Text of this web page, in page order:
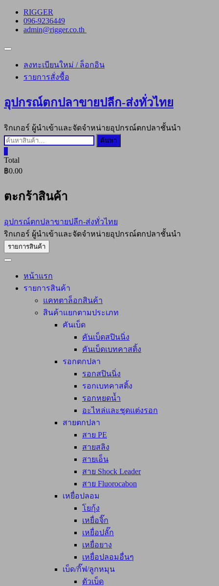
Skip
content
RIGGER
096-9236449
admin@rigger.co.th
Topbar
ลงทะเบียนใหม่ / ล็อกอิน
รายการสั่งซื้อ
อุปกรณ์ตกปลาขายปลีก-ส่งทั่วไทย
ริกเกอร์ ผู้นำเข้าและจัดจำหน่ายอุปกรณ์ตกปลาชั้นนำ
ค้นหา:
ค้นหา
Total
฿0.00
ตะกร้าสินค้า
อุปกรณ์ตกปลาขายปลีก-ส่งทั่วไทย
ริกเกอร์ ผู้นำเข้าและจัดจำหน่ายอุปกรณ์ตกปลาชั้นนำ
รายการสินค้า
หน้าแรก
รายการสินค้า
แคทตาล็อกสินค้า
สินค้าแยกตามประเภท
คันเบ็ด
คันเบ็ดสปินนิ่ง
คันเบ็ดเบทคาสติ้ง
รอกตกปลา
รอกสปินนิ่ง
รอกเบทคาสติ้ง
รอกหยดน้ำ
อะไหล่และชุดแต่งรอก
สายตกปลา
สาย PE
สายสลิง
สายเอ็น
สาย Shock Leader
สาย Fluorocabon
เหยื่อปลอม
โยกุ้ง
เหยื่อจิ๊ก
เหยื่อปลั๊ก
เหยื่อยาง
เหยื่อปลอมอื่นๆ
เบ็ด/กิ๊ฟ/ลูกหมุน
ตัวเบ็ด